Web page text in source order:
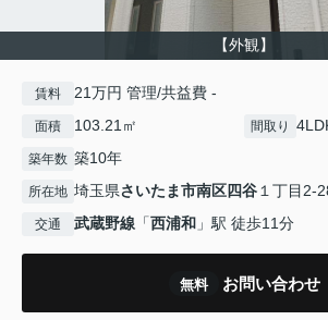
【外観】
賃料 21万円 管理/共益費 -
面積 103.21㎡ 間取り
築年数 築10年
所在地 埼玉県さいたま市南区四谷 １丁目2-
交通 武蔵野線 「西浦和 」駅 徒歩11分
無料 お問い合わせ